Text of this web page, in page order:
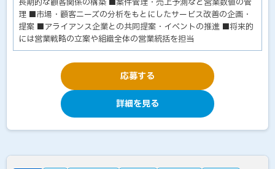
長期的な顧客関係の構築 ■案件管理・売上予測など営業数値の管
理 ■市場・顧客ニーズの分析をもとにしたサービス改善の企画・
提案 ■アライアンス企業との共同提案・イベントの推進 ■将来的
には営業戦略の立案や組織全体の営業統括を担当
応募する
詳細を見る